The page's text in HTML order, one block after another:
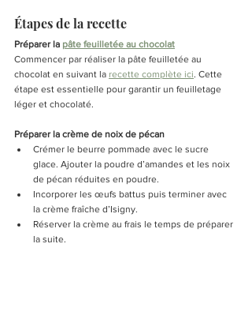
Étapes de la recette
Préparer la pâte feuilletée au chocolat
Commencer par réaliser la pâte feuilletée au
chocolat en suivant la recette complète ici. Cette
étape est essentielle pour garantir un feuilletage
léger et chocolaté.
Préparer la crème de noix de pécan
Crémer le beurre pommade avec le sucre
glace. Ajouter la poudre d’amandes et les noix
de pécan réduites en poudre.
Incorporer les œufs battus puis terminer avec
la crème fraîche d’Isigny.
Réserver la crème au frais le temps de préparer
la suite.